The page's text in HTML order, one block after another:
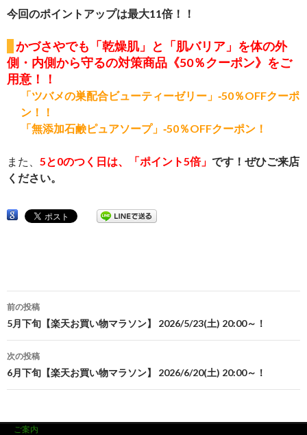
今回のポイントアップは最大11倍！！
かづさやでも 「乾燥肌」と「肌バリア」を体の外
側・内側から守るの対策商品《50％クーポン》 をご
用意！！
「ツバメの巣配合ビューティーゼリー」‐50％OFFクーポ
ン！！
「無添加石鹸ピュアソープ」‐50％OFFクーポン！
また、 5と0のつく日は、「ポイント5倍」 です！ぜひご来店
ください。
投
稿
ナ
ゲ
前の投稿
5月下旬【楽天お買い物マラソン】 2026/5/23(土) 20:00～！
次の投稿
6月下旬【楽天お買い物マラソン】 2026/6/20(土) 20:00～！
ご案内